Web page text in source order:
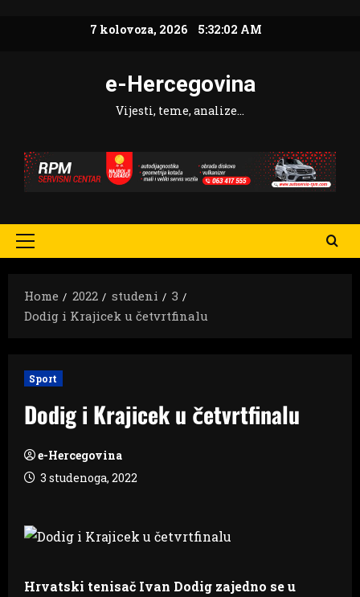
7 kolovoza, 2026 5:32:02 AM
e-Hercegovina
Vijesti, teme, analize…
Primary
Home
2022 studeni
3
Dodig i Krajicek u četvrtfinalu
Sport
Dodig i Krajicek u četvrtfinalu
e-Hercegovina
3 studenoga, 2022
Hrvatski tenisač Ivan Dodig zajedno se u